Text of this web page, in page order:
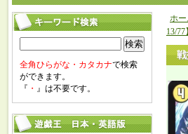
検索
全角ひらがな・カタカナで検索
ができます。
『 ・ 』は不要です。
ホ
13/